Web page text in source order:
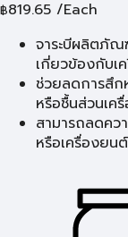
฿819.65 /Each
จาระบีผลิตภัณ
เกี่ยวข้องกับเ
ช่วยลดการสึก
หรือชื้นส่วนเค
สามารถลดคว
หรือเครื่องย